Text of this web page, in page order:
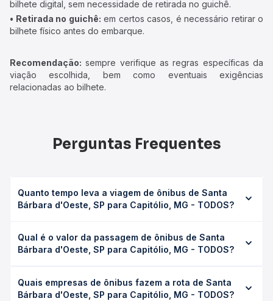
bilhete digital, sem necessidade de retirada no guichê.
• Retirada no guichê: em certos casos, é necessário retirar o
bilhete físico antes do embarque.
Recomendação: sempre verifique as regras específicas da
viação escolhida, bem como eventuais exigências
relacionadas ao bilhete.
Perguntas Frequentes
Quanto tempo leva a viagem de ônibus de Santa
Bárbara d'Oeste, SP para Capitólio, MG - TODOS?
Capitólio, MG - TODOS leva em média 8h 33min, podendo
variar conforme a viação, o tipo de serviço (convencional,
duração exata de cada opção na data desejada.
Qual é o valor da passagem de ônibus de Santa
Bárbara d'Oeste, SP para Capitólio, MG - TODOS?
d'Oeste, SP para Capitólio, MG - TODOS custa em média
R$ 234,16 e varia conforme a data da viagem, a empresa,
Quais empresas de ônibus fazem a rota de Santa
Bárbara d'Oeste, SP para Capitólio, MG - TODOS?